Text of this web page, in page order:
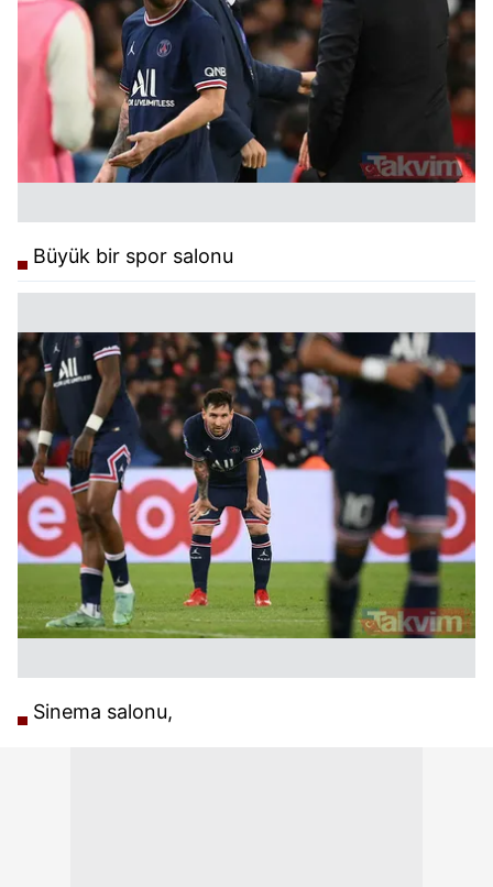
ilgili mevzuata uygun olarak kullanılan çerezlerle ilgili bilgi
almak için lütfentıklayınız.
Büyük bir spor salonu
Sinema salonu,